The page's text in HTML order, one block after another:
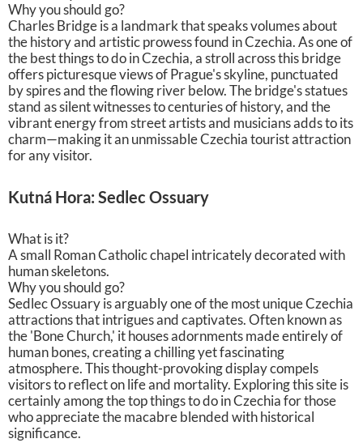
Why you should go?
Charles Bridge is a landmark that speaks volumes about
the history and artistic prowess found in Czechia. As one of
the best things to do in Czechia, a stroll across this bridge
offers picturesque views of Prague's skyline, punctuated
by spires and the flowing river below. The bridge's statues
stand as silent witnesses to centuries of history, and the
vibrant energy from street artists and musicians adds to its
charm—making it an unmissable Czechia tourist attraction
for any visitor.
Kutná Hora: Sedlec Ossuary
What is it?
A small Roman Catholic chapel intricately decorated with
human skeletons.
Why you should go?
Sedlec Ossuary is arguably one of the most unique Czechia
attractions that intrigues and captivates. Often known as
the 'Bone Church,' it houses adornments made entirely of
human bones, creating a chilling yet fascinating
atmosphere. This thought-provoking display compels
visitors to reflect on life and mortality. Exploring this site is
certainly among the top things to do in Czechia for those
who appreciate the macabre blended with historical
significance.